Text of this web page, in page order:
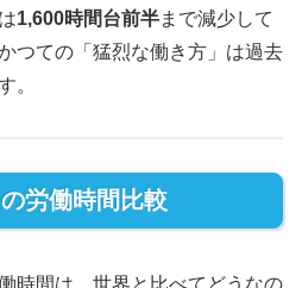
1,600時間台前半まで減少して
つての「猛烈な働き方」は過去
。
労働時間比較
時間は、世界と比べてどうなの